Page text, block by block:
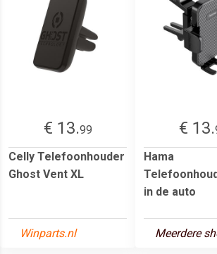
€ 13.99
Celly Telefoonhouder
Ghost Vent XL
Winparts.nl
€ 13.
Hama
in de auto
Meerdere